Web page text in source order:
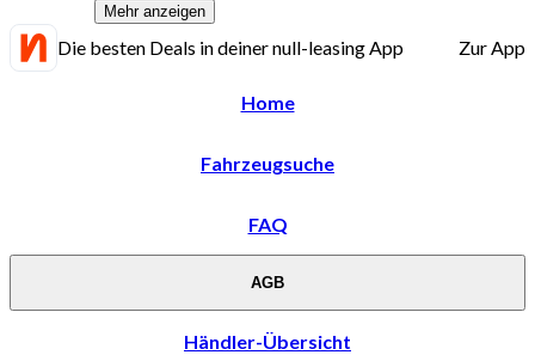
Mehr anzeigen
Die besten Deals in deiner null-leasing App Zur App
Home
Fahrzeugsuche
FAQ
AGB
Händler-Übersicht